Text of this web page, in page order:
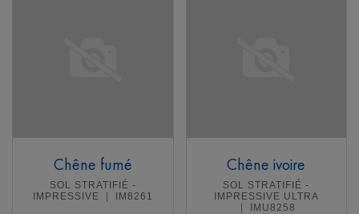
Chêne fumé
SOL STRATIFIÉ -
IMPRESSIVE
IM8261
Chêne ivoire
SOL STRATIFIÉ -
IMPRESSIVE ULTRA
IMU8258